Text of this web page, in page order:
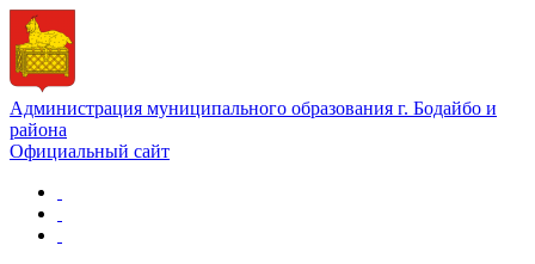
Администрация муниципального образования г. Бодайбо и
района
Официальный сайт